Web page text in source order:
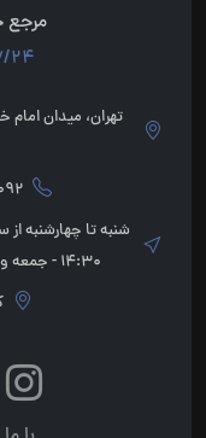
مرجع
7/24 پشتیبان
14:30 - جمعه و روزهای تعطیل فروشگاه تعطیل می باشد.